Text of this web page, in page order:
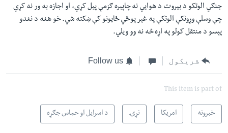
جنګي الوتکو د بيروت د هوايي نه چاپېره ګزمې پيل کړي، او اجازه به ور نه کړي
چې وسلې وړونکې الوتکې په غېر پوځي ځايونو کې ښکته شي. خو هغه د نغدو
پېسو د منتقل کولو په اړه څه نه وو ويلي.
شریکول Follow us
This item is part of
خبرونه امریکا نړۍ د اسرایل او حماس جګړه